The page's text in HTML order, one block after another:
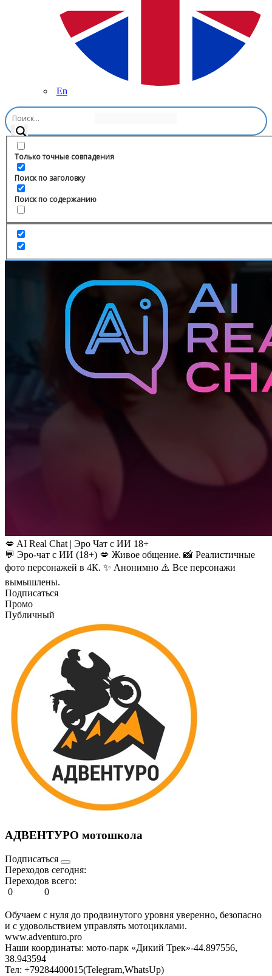
En
Только точные совпадения
Поиск по заголовку
Поиск по содержанию
Главная
💋 AI Real Chat | Эро Чат с ИИ 18+
💬 Эро-чат с ИИ (18+) 💋 Живое общение. 📸 Реалистичные
фото персонажей в 4К. ✨ Анонимно ⚠️ Все персонажи
вымышлены.
Подписаться
Промо
Публичный
АДВЕНТУРО мотошкола
Подписаться
Переходов сегодня:
Переходов всего:
0
0
Обучаем с нуля до продвинутого уровня уверенно, безопасно
и с удовольствием управлять мотоциклами.
www.adventuro.pro
Наши координаты: мото-парк «Дикий Трек»-44.897556,
38.943594
Тел: +79284400015(Telegram,WhatsUp)